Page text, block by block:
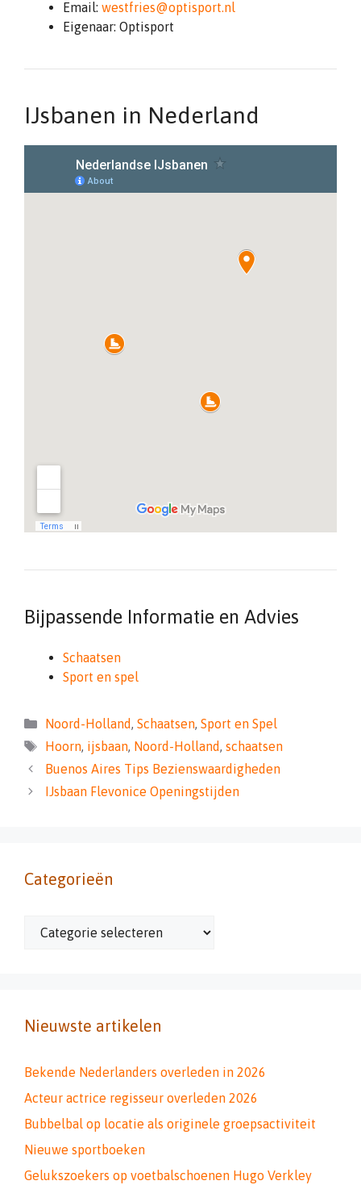
Email: westfries@optisport.nl
Eigenaar: Optisport
IJsbanen in Nederland
Bijpassende Informatie en Advies
Schaatsen
Sport en spel
Categorieën
Noord-Holland, Schaatsen, Sport en Spel
Tags
Hoorn, ijsbaan, Noord-Holland, schaatsen
Buenos Aires Tips Bezienswaardigheden
IJsbaan Flevonice Openingstijden
Categorieën
Categorieën
Nieuwste artikelen
Bekende Nederlanders overleden in 2026
Acteur actrice regisseur overleden 2026
Bubbelbal op locatie als originele groepsactiviteit
Nieuwe sportboeken
Gelukszoekers op voetbalschoenen Hugo Verkley